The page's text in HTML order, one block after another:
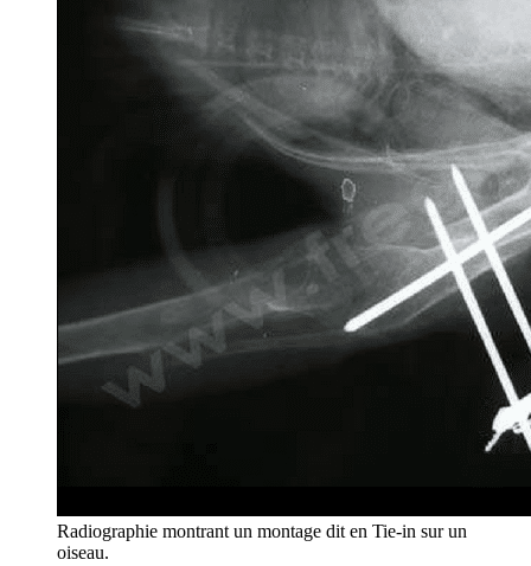
Radiographie montrant un montage dit en Tie-in sur un
oiseau.